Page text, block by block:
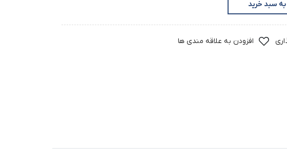
سبد خرید
افزودن به علاقه مندی ها